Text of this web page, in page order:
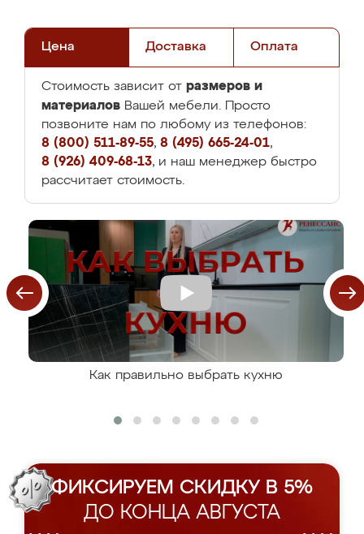
Цена Доставка Оплата
Стоимость зависит от размеров и
материалов Вашей мебели. Просто
позвоните нам по любому из телефонов:
8 (800) 511-89-55, 8 (495) 665-24-01,
8 (926) 409-68-13, и наш менеджер быстро
рассчитает стоимость.
Как правильно выбрать кухню
ФИКСИРУЕМ СКИДКУ В 5%
ДО КОНЦА АВГУСТА